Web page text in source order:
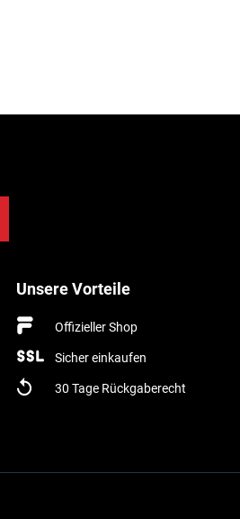
Unsere Vorteile
Offizieller Shop
Sicher einkaufen
30 Tage Rückgaberecht